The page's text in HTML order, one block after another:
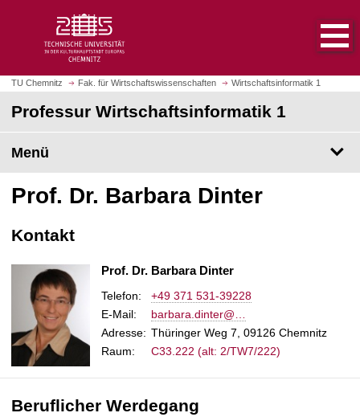
z
m
t
e
i
t
u
r
TU Chemnitz Fak. für Wirtschaftswissenschaften Wirtschaftsinformatik 1
Professur Wirtschaftsinformatik 1
Menü
Prof. Dr. Barbara Dinter
Kontakt
Prof. Dr. Barbara Dinter
Telefon:
+49 371 531-39228
E-Mail:
barbara.dinter@…
Adresse: Thüringer Weg 7, 09126 Chemnitz
Raum:
C33.222 (alt: 2/TW7/222)
Beruflicher Werdegang